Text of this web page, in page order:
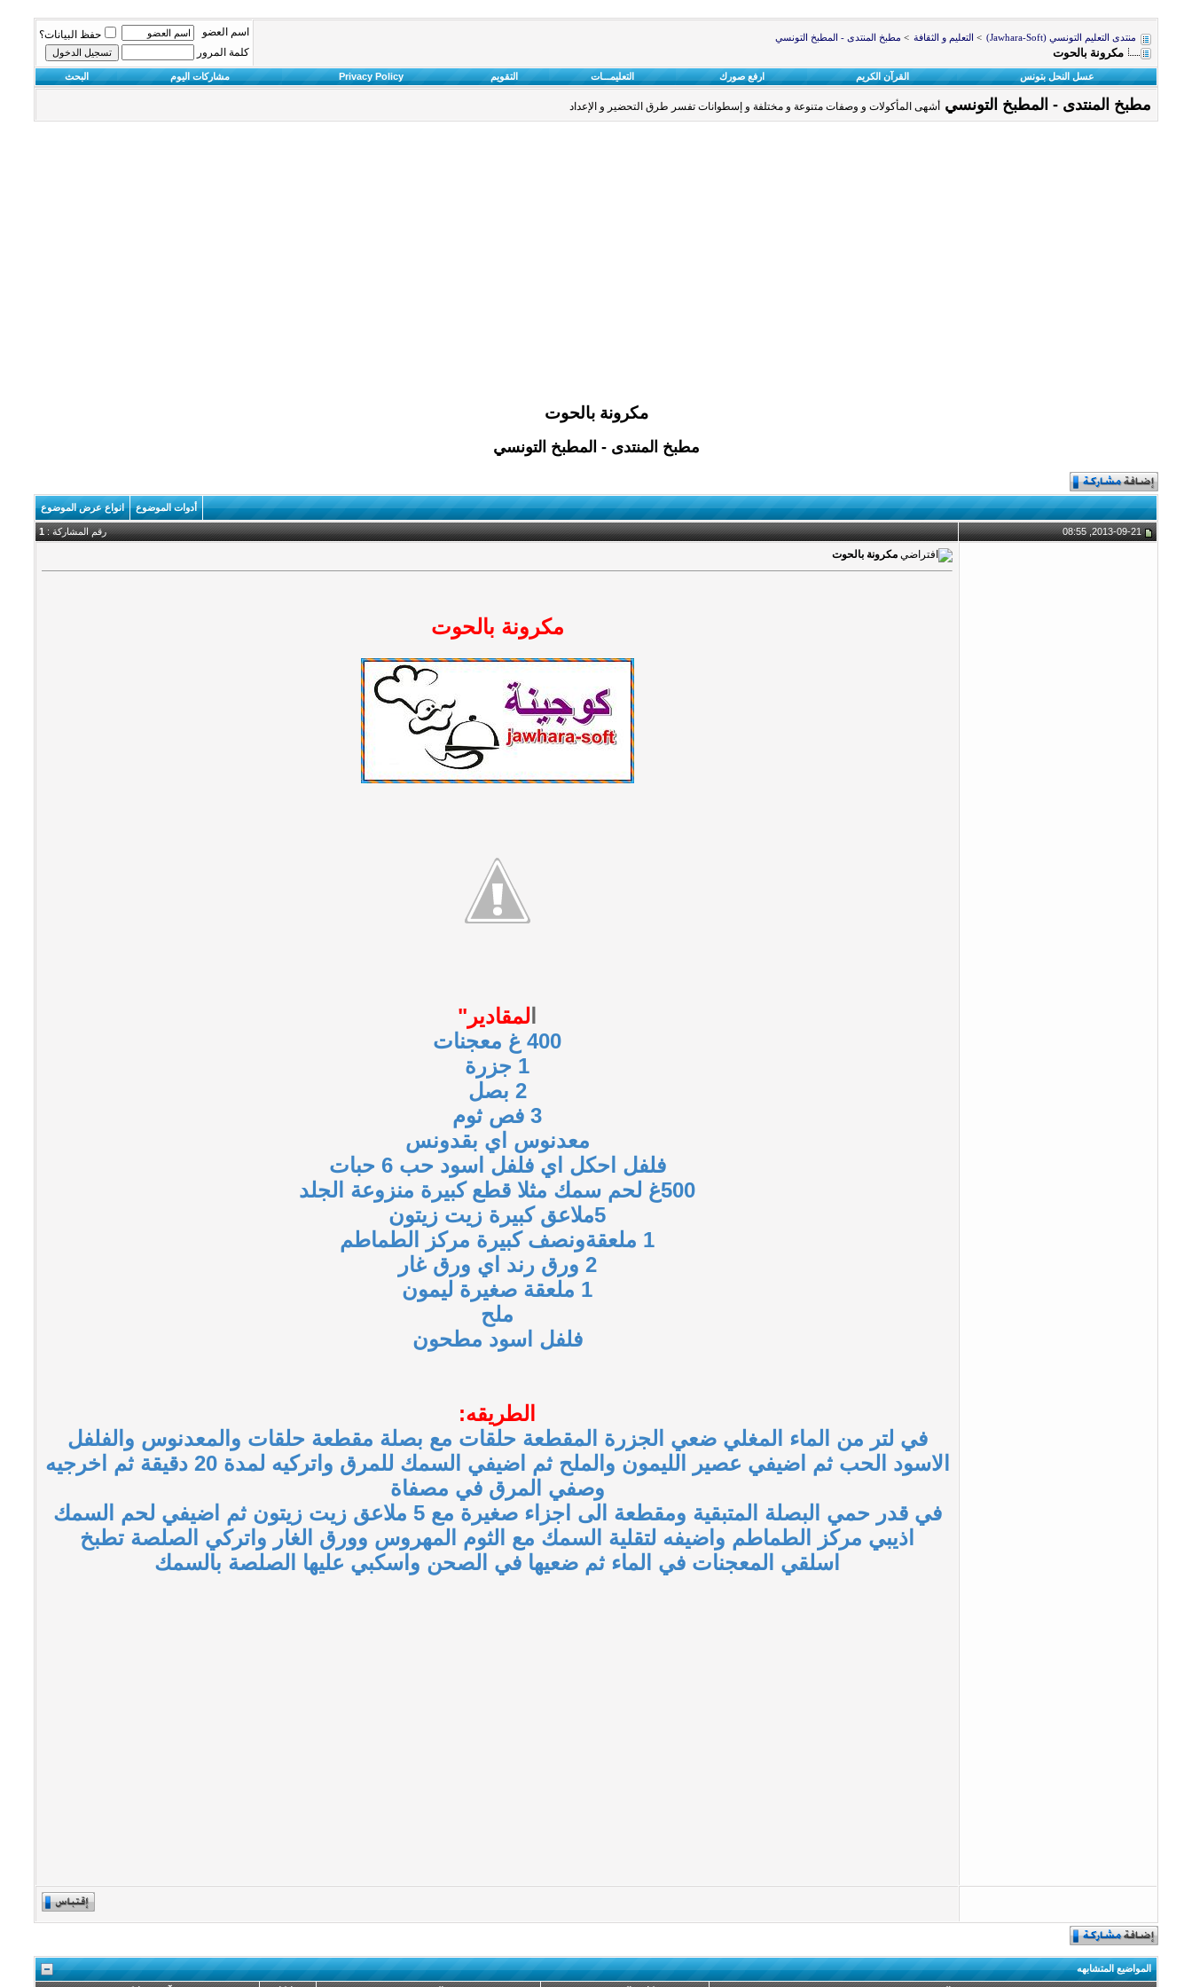
منتدى التعليم التونسي (Jawhara-Soft) > التعليم و الثقافة > مطبخ المنتدى - المطبخ التونسي
مكرونة بالحوت
اسم العضو
حفظ البيانات؟
كلمة المرور
عسل النحل بتونس القرآن الكريم ارفع صورك التعليمـــات التقويم Privacy Policy مشاركات اليوم البحث
مطبخ المنتدى - المطبخ التونسي أشهى المأكولات و وصفات متنوعة و مختلفة و إسطوانات تفسر طرق التحضير و الإعداد
مكرونة بالحوت
مطبخ المنتدى - المطبخ التونسي
أدوات الموضوع انواع عرض الموضوع
2013-09-21, 08:55 رقم المشاركة :1
مكرونة بالحوت
مكرونة بالحوت
لمقادير"
400 غ معجنات
1 جزرة
2 بصل
3 فص ثوم
معدنوس اي بقدونس
فلفل احكل اي فلفل اسود حب 6 حبات
500غ لحم سمك مثلا قطع كبيرة منزوعة الجلد
5ملاعق كبيرة زيت زيتون
1 ملعقةونصف كبيرة مركز الطماطم
2 ورق رند اي ورق غار
1 ملعقة صغيرة ليمون
ملح
فلفل اسود مطحون
الطريقه:
في لتر من الماء المغلي ضعي الجزرة المقطعة حلقات مع بصلة مقطعة حلقات والمعدنوس والفلفل
الاسود الحب ثم اضيفي عصير الليمون والملح ثم اضيفي السمك للمرق واتركيه لمدة 20 دقيقة ثم اخرجيه
وصفي المرق في مصفاة
في قدر حمي البصلة المتبقية ومقطعة الى اجزاء صغيرة مع 5 ملاعق زيت زيتون ثم اضيفي لحم السمك
اذيبي مركز الطماطم واضيفه لتقلية السمك مع الثوم المهروس وورق الغار واتركي الصلصة تطبخ
اسلقي المعجنات في الماء ثم ضعيها في الصحن واسكبي عليها الصلصة بالسمك
المواضيع المتشابهه